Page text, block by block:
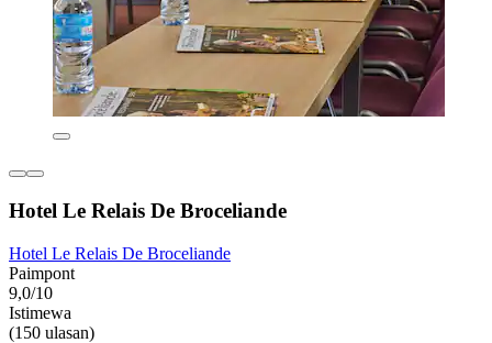
Hotel Le Relais De Broceliande
Hotel Le Relais De Broceliande
Paimpont
9,0/10
Istimewa
(150 ulasan)